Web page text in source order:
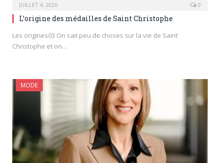
JUILLET 4, 2026 0
L’origine des médailles de Saint Christophe
Les origines03 On sait peu de choses sur la vie de Saint
Christophe et on…
MODE